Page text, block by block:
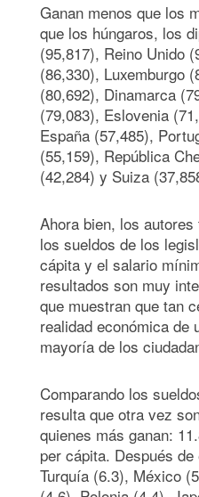
Ganan menos que los
que los húngaros, los
(95,817), Reino Unido
(86,330), Luxemburgo
(80,692), Dinamarca
(79,083), Eslovenia
España (57,485),
(55,159), República
(42,284) y Suiza
Ahora bien, los
los sueldos de los
cápita y el salario
resultados son muy
que muestran que tan
realidad económica de
mayoría de los
Comparando los
resulta que otra vez
quienes más ganan:
per cápita. Después
Turquía (6.3), México